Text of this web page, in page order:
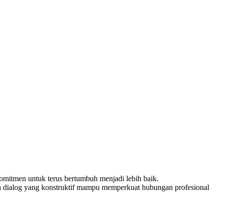
untuk terus bertumbuh menjadi lebih baik.
yang konstruktif mampu memperkuat hubungan profesional